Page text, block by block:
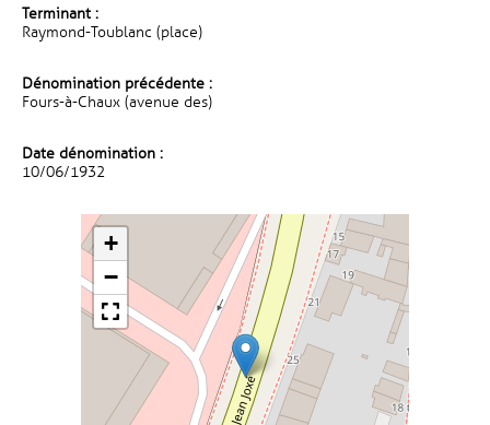
Terminant :
Raymond-Toublanc (place)
Dénomination précédente :
Fours-à-Chaux (avenue des)
Date dénomination :
10/06/1932
+
−